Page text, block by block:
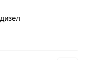
дизел